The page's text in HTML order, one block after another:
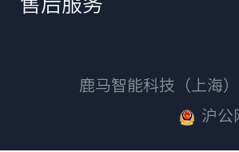
鹿马智能科技（上海
沪公